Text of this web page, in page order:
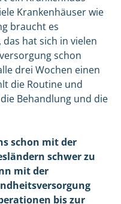
Krankenhäuser wie
braucht es
hat sich in vielen
schon
drei Wochen einen
die Routine und
Behandlung und die
schon mit der
schwer zu
mit der
bis zur